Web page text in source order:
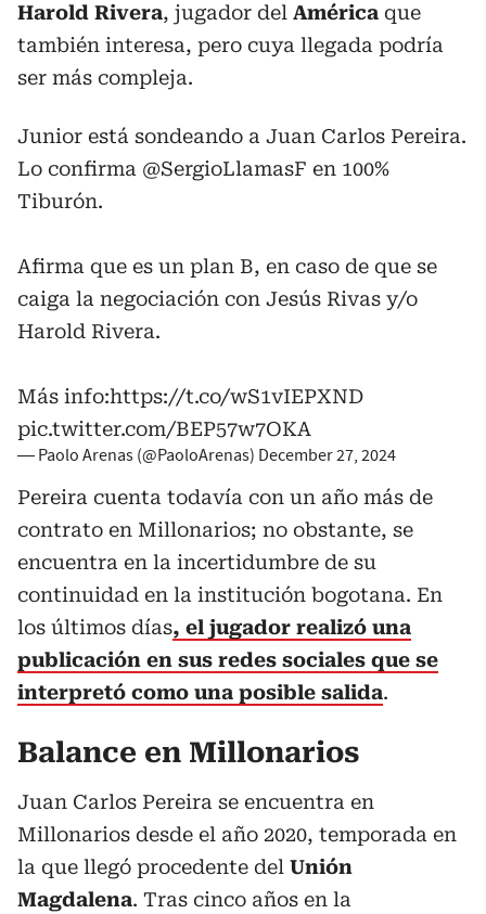
Harold Rivera, jugador del América que
también interesa, pero cuya llegada podría
ser más compleja.
Junior está sondeando a Juan Carlos Pereira.
Lo confirma @SergioLlamasF en 100%
Tiburón.
Afirma que es un plan B, en caso de que se
caiga la negociación con Jesús Rivas y/o
Harold Rivera.
Más info:https://t.co/wS1vIEPXND
pic.twitter.com/BEP57w7OKA
— Paolo Arenas (@PaoloArenas) December 27, 2024
Pereira cuenta todavía con un año más de
contrato en Millonarios; no obstante, se
encuentra en la incertidumbre de su
continuidad en la institución bogotana. En
los últimos días, el jugador realizó una
publicación en sus redes sociales que se
interpretó como una posible salida.
Balance en Millonarios
Juan Carlos Pereira se encuentra en
Millonarios desde el año 2020, temporada en
la que llegó procedente del Unión
Magdalena. Tras cinco años en la